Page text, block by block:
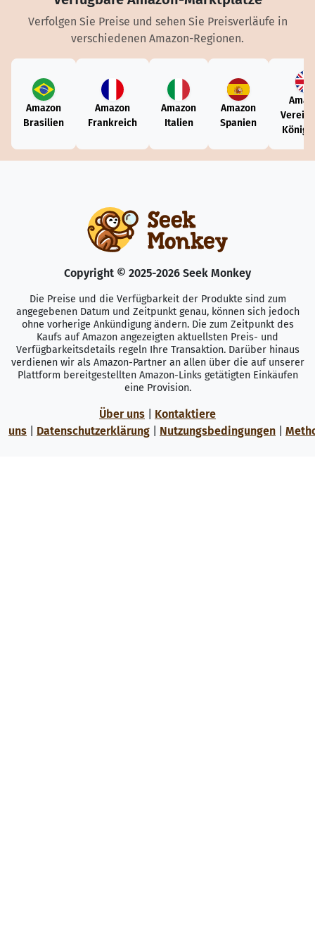
Verfolgen Sie Preise und sehen Sie Preisverläufe in
verschiedenen Amazon-Regionen.
Amazon
Brasilien
Amazon
Frankreich
Amazon
Italien
Amazon
Spanien
Copyright © 2025-2026 Seek Monkey
Die Preise und die Verfügbarkeit der Produkte sind zum
angegebenen Datum und Zeitpunkt genau, können sich jedoch
ohne vorherige Ankündigung ändern. Die zum Zeitpunkt des
Kaufs auf Amazon angezeigten aktuellsten Preis- und
Verfügbarkeitsdetails regeln Ihre Transaktion. Darüber hinaus
verdienen wir als Amazon-Partner an allen über die auf unserer
Plattform bereitgestellten Amazon-Links getätigten Einkäufen
eine Provision.
Über uns
Kontaktiere
uns
Datenschutzerklärung Nutzungsbedingungen